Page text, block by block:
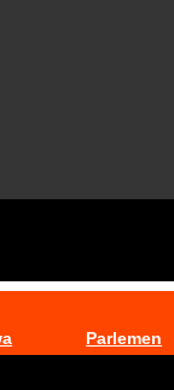
Parlemen